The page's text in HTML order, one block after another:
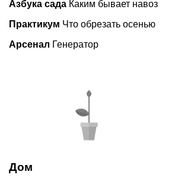
Азбука сада Каким бывает навоз
Практикум Что обрезать осенью
Арсенал Генератор
Дом